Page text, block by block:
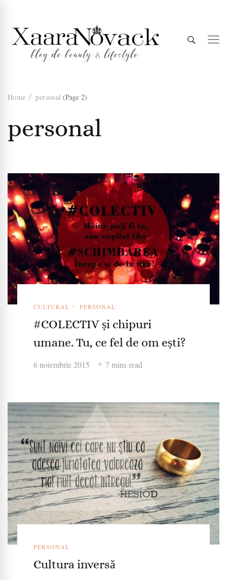
Xaara
Novack
Home personal (Page 2)
personal
CULTURAL PERSONAL
#COLECTIV și chipuri
umane. Tu, ce fel de om ești?
6 noiembrie 2015 7 mins read
PERSONAL
Cultura inversă